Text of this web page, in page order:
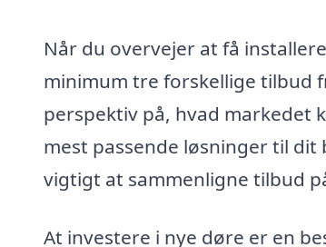
Når du overvejer at få
minimum tre forskellige tilbud
perspektiv på, hvad markedet
mest passende løsninger til
vigtigt at sammenligne tilbud
At investere i nye døre er en